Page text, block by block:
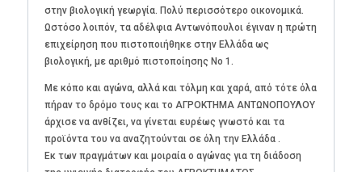
στην βιολογική γεωργία. Πολύ περισσότερο οικονομικά.
Ωστόσο λοιπόν, τα αδέλφια Αντωνόπουλοι έγιναν η πρώτη
επιχείρηση που πιστοποιήθηκε στην Ελλάδα ως
βιολογική, με αριθμό πιστοποίησης Νο 1.
Με κόπο και αγώνα, αλλά και τόλμη και χαρά, από τότε όλα
πήραν το δρόμο τους και το ΑΓΡΟΚΤΗΜΑ ΑΝΤΩΝΟΠΟΥΛΟΥ
άρχισε να ανθίζει, να γίνεται ευρέως γνωστό και τα
προϊόντα του να αναζητούνται σε όλη την Ελλάδα .
Εκ των πραγμάτων και μοιραία ο αγώνας για τη διάδοση